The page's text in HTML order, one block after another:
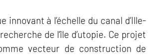
innovant à l’échelle du canal d’Ille-
de l’île d’utopie. Ce projet
vecteur de construction de